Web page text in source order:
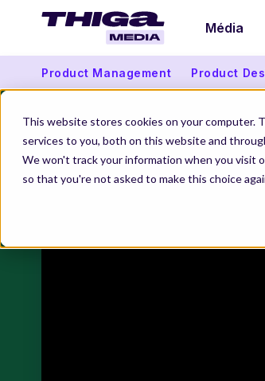
This website stores cookies on your computer.
services to you, both on this website and
We won't track your information when you visit
so that you're not asked to make this choice
Média
Product Management Product